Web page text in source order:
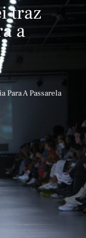
traz
a
Para A Passarela